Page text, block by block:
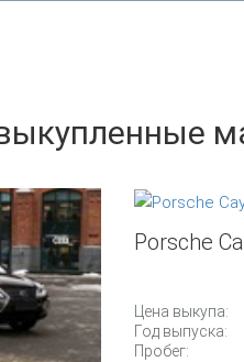
Porsche
Цена выкупа:
Год выпуска:
Пробег: